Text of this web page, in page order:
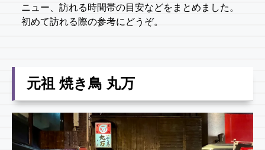
ニュー、訪れる時間帯の目安などをまとめました。
初めて訪れる際の参考にどうぞ。
元祖 焼き鳥 丸万